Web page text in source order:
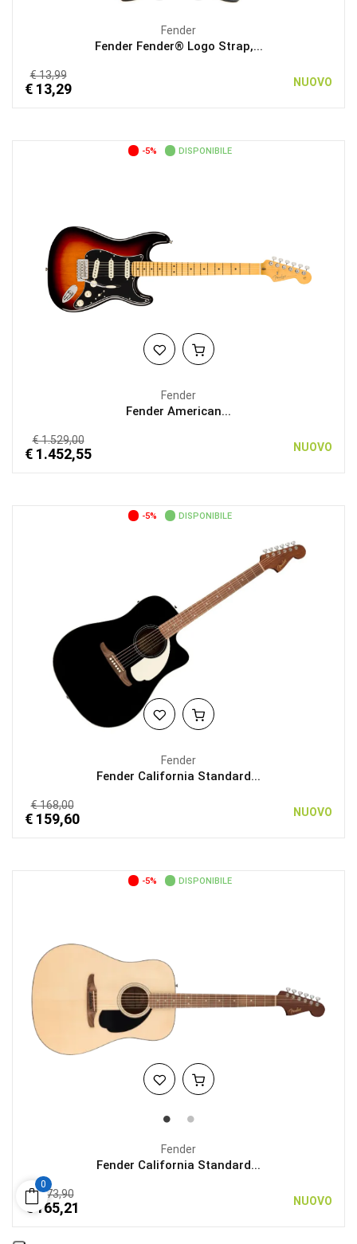
Fender
Fender Fender® Logo Strap,...
€ 13,99
€ 13,29 NUOVO
-5% DISPONIBILE
Fender
Fender American...
€ 1.529,00
€ 1.452,55 NUOVO
-5% DISPONIBILE
Fender
Fender California Standard...
€ 168,00
€ 159,60 NUOVO
-5% DISPONIBILE
Fender
Fender California Standard...
€ 173,90
€ 165,21 NUOVO
0